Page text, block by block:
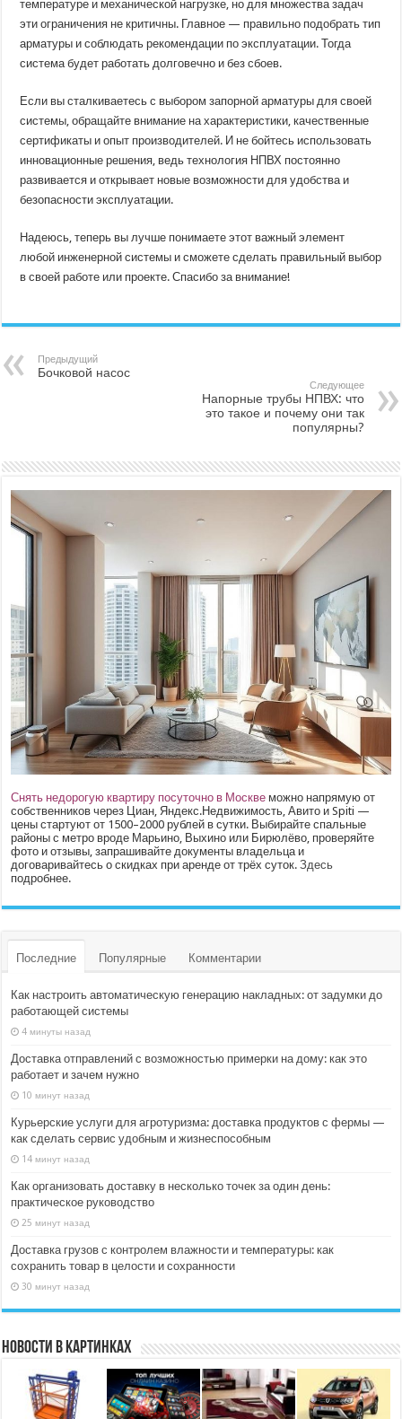
температуре и механической нагрузке, но для множества задач
эти ограничения не критичны. Главное — правильно подобрать тип
арматуры и соблюдать рекомендации по эксплуатации. Тогда
система будет работать долговечно и без сбоев.
Если вы сталкиваетесь с выбором запорной арматуры для своей
системы, обращайте внимание на характеристики, качественные
сертификаты и опыт производителей. И не бойтесь использовать
инновационные решения, ведь технология НПВХ постоянно
развивается и открывает новые возможности для удобства и
безопасности эксплуатации.
Надеюсь, теперь вы лучше понимаете этот важный элемент
любой инженерной системы и сможете сделать правильный выбор
в своей работе или проекте. Спасибо за внимание!
Предыдущий
Бочковой насос
Следующее
Напорные трубы НПВХ: что
это такое и почему они так
популярны?
Снять недорогую квартиру посуточно в Москве можно напрямую от
собственников через Циан, Яндекс.Недвижимость, Авито и Spiti —
цены стартуют от 1500–2000 рублей в сутки. Выбирайте спальные
районы с метро вроде Марьино, Выхино или Бирюлёво, проверяйте
фото и отзывы, запрашивайте документы владельца и
договаривайтесь о скидках при аренде от трёх суток.Здесь
подробнее.
Последние Популярные Комментарии
Как настроить автоматическую генерацию накладных: от задумки до
работающей системы
4 минуты назад
Доставка отправлений с возможностью примерки на дому: как это
работает и зачем нужно
10 минут назад
Курьерские услуги для агротуризма: доставка продуктов с фермы —
как сделать сервис удобным и жизнеспособным
14 минут назад
Как организовать доставку в несколько точек за один день:
практическое руководство
25 минут назад
Доставка грузов с контролем влажности и температуры: как
сохранить товар в целости и сохранности
30 минут назад
Новости в картинках